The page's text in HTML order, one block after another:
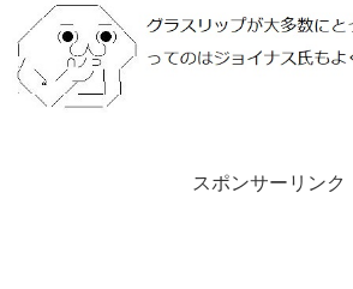
スポンサーリンク